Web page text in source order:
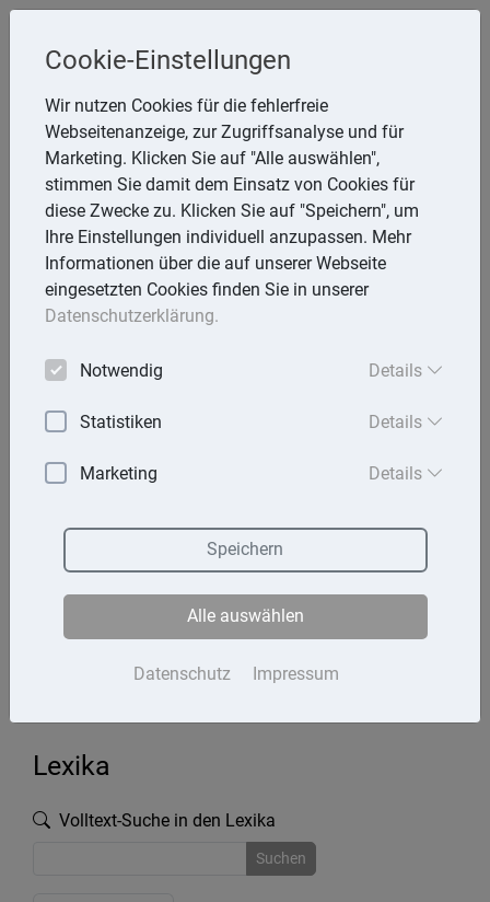
Steuerberaterin
Angela Reining
Aßmannstr. 64, 12587 Berlin
Telefon: 30 577970 -40
E-Mail:reining@steuerberaterinreining.de
Startseite
Kontakt
Datenschutz
Lexika
Volltext-Suche in den Lexika
Suchen
Cookie-Einstellungen
Wir nutzen Cookies für die fehlerfreie
Webseitenanzeige, zur Zugriffsanalyse und für
Marketing. Klicken Sie auf "Alle auswählen",
stimmen Sie damit dem Einsatz von Cookies für
diese Zwecke zu. Klicken Sie auf "Speichern", um
Ihre Einstellungen individuell anzupassen. Mehr
Informationen über die auf unserer Webseite
eingesetzten Cookies finden Sie in unserer
Datenschutzerklärung.
Notwendig Details
Statistiken Details
Marketing Details
Datenschutz Impressum
Speichern
Alle auswählen